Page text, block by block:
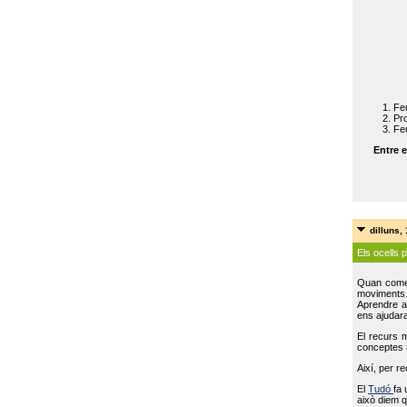
Entre
dilluns,
Els ocells
Quan
Aprendre
ens
El recurs
conceptes
Així, per
ElTudófa
això diem